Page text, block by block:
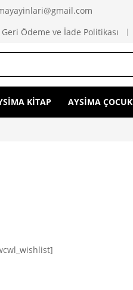
Geri Ödeme ve İade Politikası
KİTAP AYSİMA ÇOCUK